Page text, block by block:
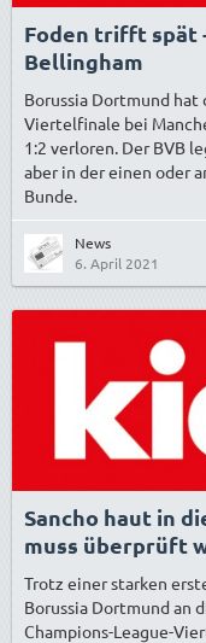
Foden trifft spät
Bellingham
Borussia Dortmund hat
Viertelfinale bei
1:2 verloren. Der BVB
aber in der einen oder
Bunde.
News
6. April 2021
Sancho haut in
muss überprüft
Trotz einer starken
Borussia Dortmund an
Champions-League-